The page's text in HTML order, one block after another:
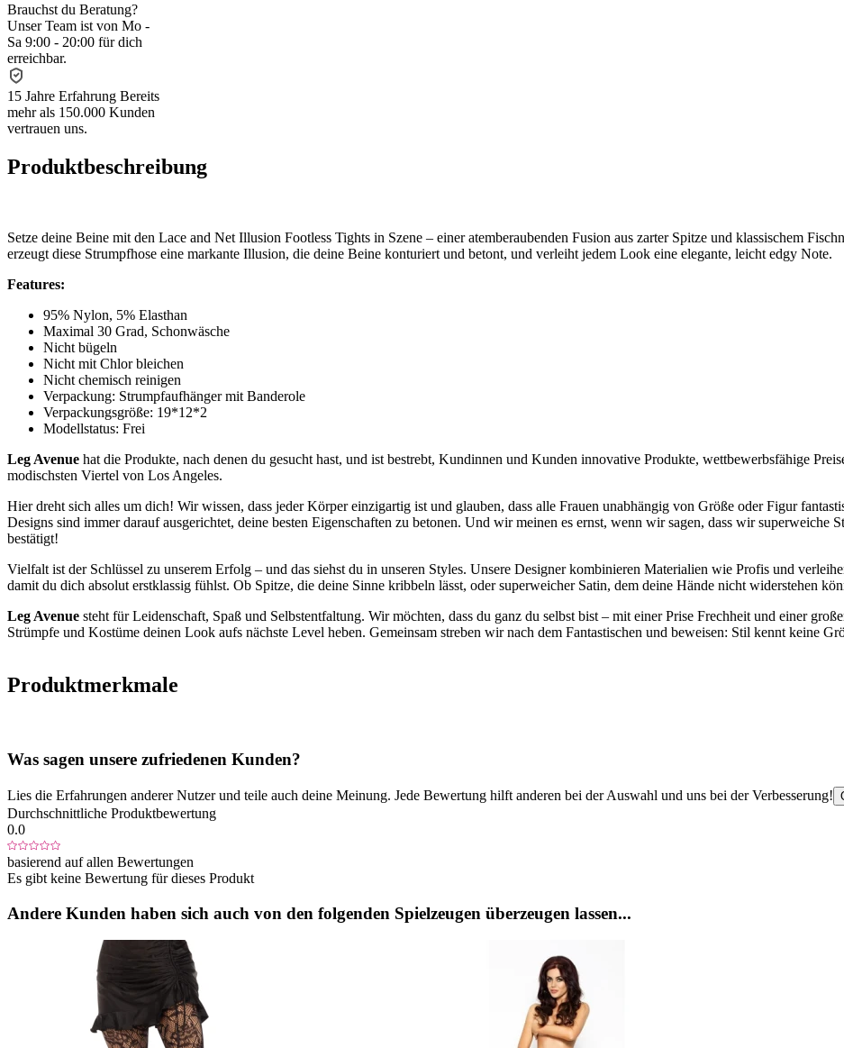
Brauchst du Beratung?
Unser Team ist von Mo -
Sa 9:00 - 20:00 für dich
erreichbar.
15 Jahre Erfahrung Bereits
mehr als 150.000 Kunden
vertrauen uns.
Produktbeschreibung
Setze deine Beine mit den Lace and Net Illusion Footless Tights in Szene – einer atemberaubenden Fusion aus zarter Spitze und klassischem
erzeugt diese Strumpfhose eine markante Illusion, die deine Beine konturiert und betont, und verleiht jedem Look eine elegante, leicht edgy Note.
Features:
95% Nylon, 5% Elasthan
Maximal 30 Grad, Schonwäsche
Nicht bügeln
Nicht mit Chlor bleichen
Nicht chemisch reinigen
Verpackung: Strumpfaufhänger mit Banderole
Verpackungsgröße: 19*12*2
Modellstatus: Frei
Leg Avenue hat die Produkte, nach denen du gesucht hast, und ist bestrebt, Kundinnen und Kunden innovative Produkte, wettbewerbsfähige
modischsten Viertel von Los Angeles.
Hier dreht sich alles um dich! Wir wissen, dass jeder Körper einzigartig ist und glauben, dass alle Frauen unabhängig von Größe oder Figur
Designs sind immer darauf ausgerichtet, deine besten Eigenschaften zu betonen. Und wir meinen es ernst, wenn wir sagen, dass wir
bestätigt!
Vielfalt ist der Schlüssel zu unserem Erfolg – und das siehst du in unseren Styles. Unsere Designer kombinieren Materialien wie Profis und
damit du dich absolut erstklassig fühlst. Ob Spitze, die deine Sinne kribbeln lässt, oder superweicher Satin, dem deine Hände nicht widerstehen
Leg Avenue steht für Leidenschaft, Spaß und Selbstentfaltung. Wir möchten, dass du ganz du selbst bist – mit einer Prise Frechheit und einer
Strümpfe und Kostüme deinen Look aufs nächste Level heben. Gemeinsam streben wir nach dem Fantastischen und beweisen: Stil kennt keine
Produktmerkmale
Was sagen unsere zufriedenen Kunden?
Lies die Erfahrungen anderer Nutzer und teile auch deine Meinung. Jede Bewertung hilft anderen bei der Auswahl und uns bei der Verbesserung!
Durchschnittliche Produktbewertung
0.0
basierend auf allen Bewertungen
Es gibt keine Bewertung für dieses Produkt
Andere Kunden haben sich auch von den folgenden Spielzeugen überzeugen lassen...